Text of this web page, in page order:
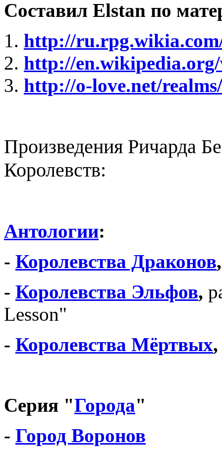
Составил Elstan по
http://
http://
http://o-love.net/
Произведения Ричарда
Королевств:
Антологии:
- Королевства Драконов,
- Королевства Эльфов,
Lesson"
- Королевства Мёртвых,
Серия "Города"
- Город Воронов